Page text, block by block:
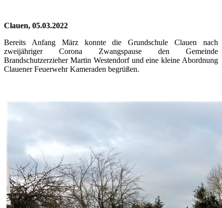
Clauen, 05.03.2022
Bereits Anfang März konnte die Grundschule Clauen nach
zweijähriger Corona Zwangspause den Gemeinde
Brandschutzerzieher Martin Westendorf und eine kleine Abordnung
Clauener Feuerwehr Kameraden begrüßen.